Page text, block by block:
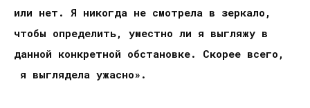
или нет. Я никогда не смотрела в зеркало,
чтобы определить, уместно ли я выгляжу в
данной конкретной обстановке. Скорее всего,
я выглядела ужасно».